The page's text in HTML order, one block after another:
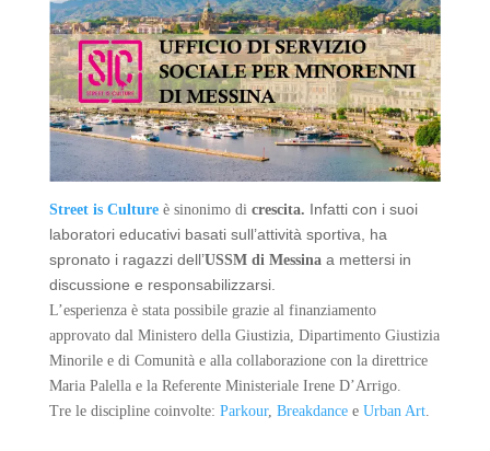
Street is Cultureè sinonimo di crescita. Infatti con i suoi
laboratori educativi basati sull’attività sportiva, ha
spronato i ragazzi dell’USSM di Messinaa mettersi in
discussione e responsabilizzarsi.
L’esperienza è stata possibile grazie al finanziamento
approvato dal Ministero della Giustizia, Dipartimento Giustizia
Minorile e di Comunità e alla collaborazione con la direttrice
Maria Palella e la Referente Ministeriale Irene D’Arrigo.
Tre le discipline coinvolte: Parkour, Breakdancee Urban Art.